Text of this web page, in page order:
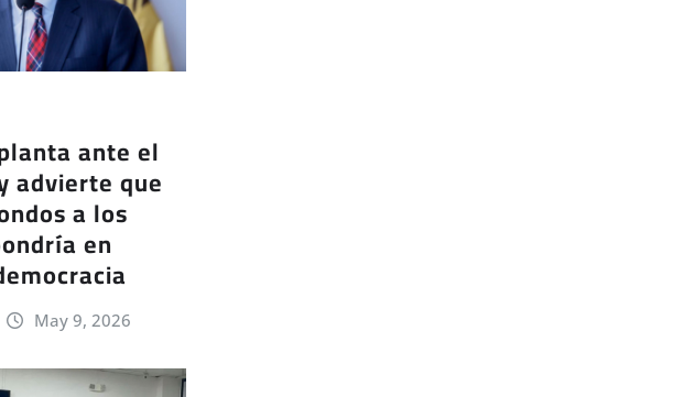
ante el
advierte que
a los
en
May 9, 2026